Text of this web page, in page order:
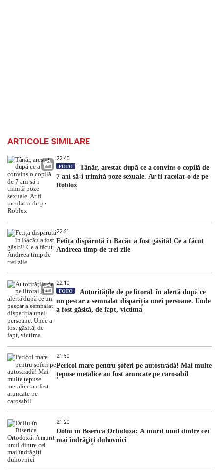
ARTICOLE SIMILARE
22:40
FOTO
Tânăr, arestat după ce a convins o copilă de
7 ani să-i trimită poze sexuale. Ar fi racolat-o de pe
Roblox
22:21
Fetița dispărută în Bacău a fost găsită! Ce a făcut
Andreea timp de trei zile
22:10
FOTO
Autoritățile de pe litoral, în alertă după ce
un pescar a semnalat dispariția unei persoane. Unde
a fost găsită, de fapt, victima
21:50
Pericol mare pentru șoferi pe autostradă! Mai multe
țepuse metalice au fost aruncate pe carosabil
21:20
Doliu în Biserica Ortodoxă: A murit unul dintre cei
mai îndrăgiți duhovnici